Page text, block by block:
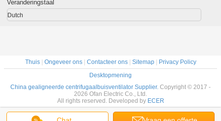
voor
binnen tenten
Inline
Veranderingstaal
Dutch
Thuis| Ongeveer ons| Contacteer ons| Sitemap|
Privacy Policy
Desktopmening
China gealigneerde centrifugaalbuisventilator Supplier. Copyright © 2017 -
2026 Ofan Electric Co., Ltd.
All rights reserved. Developed by ECER